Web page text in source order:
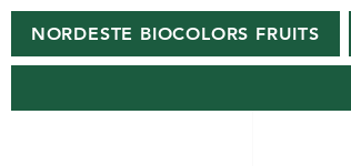
NORDESTE BIOCOLORS FRUITS